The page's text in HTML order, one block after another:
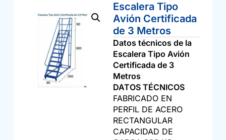
Escalera Tipo
Avión Certificada
de 3 Metros
Datos técnicos de la
Escalera Tipo Avión
Certificada de 3
Metros
DATOS TÉCNICOS
FABRICADO EN
PERFIL DE ACERO
RECTANGULAR
CAPACIDAD DE